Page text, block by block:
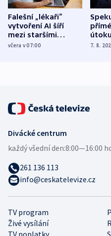
Falešní „lékaři“
vytvoření AI šíří
mezi staršími
Poláky nebezpečné
včera v 07:00
míní
7. 8.
TV program
Živé vysílání
TV poplatky
Divácké centrum
každý všední den:8:00—16:00
261 136 113
info@ceskatelevize.cz